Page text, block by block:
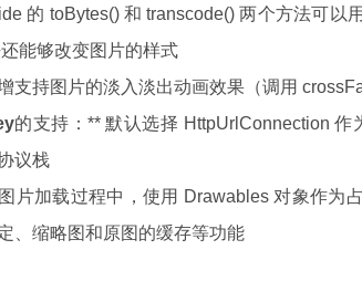
的 toBytes() 和 transcode() 两个方法可以
能够改变图片的样式
支持图片的淡入淡出动画效果（调用
的支持：** 默认选择 HttpUrlConnection
议栈
片加载过程中，使用 Drawables 对象作为
、缩略图和原图的缓存等功能